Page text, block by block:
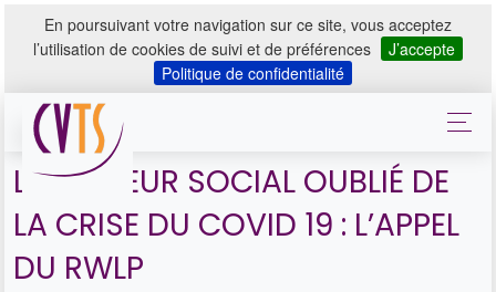
En poursuivant votre navigation sur ce site, vous acceptez
l’utilisation de cookies de suivi et de préférences
J’accepte
Politique de confidentialité
LE SECTEUR SOCIAL OUBLIÉ DE
LA CRISE DU COVID 19 : L’APPEL
DU RWLP